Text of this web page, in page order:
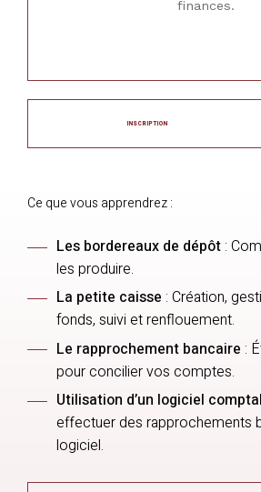
finances.
INSCRIPTION
Ce que vous apprendrez :
Les bordereaux de dépôt :
les produire.
La petite caisse : Création,
fonds, suivi et renflouement.
Le rapprochement bancaire :
pour concilier vos comptes.
Utilisation d’un logiciel
effectuer des rapprochements
logiciel.